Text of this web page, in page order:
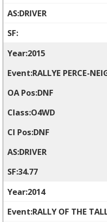
DRIVER
2015
RALLYE PERCE-
DNF
O4WD
DNF
DRIVER
34.77
2014
RALLY OF THE